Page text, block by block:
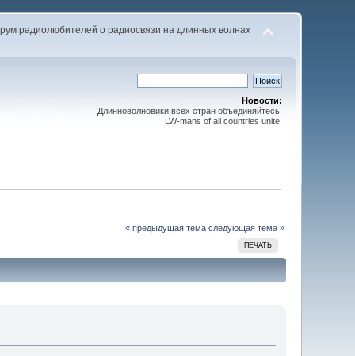
радиолюбителей о радиосвязи на длинных волнах
Новости:
Длинноволновики всех стран объединяйтесь!
LW-mans of all countries unite!
« предыдущая тема следующая тема »
ПЕЧАТЬ